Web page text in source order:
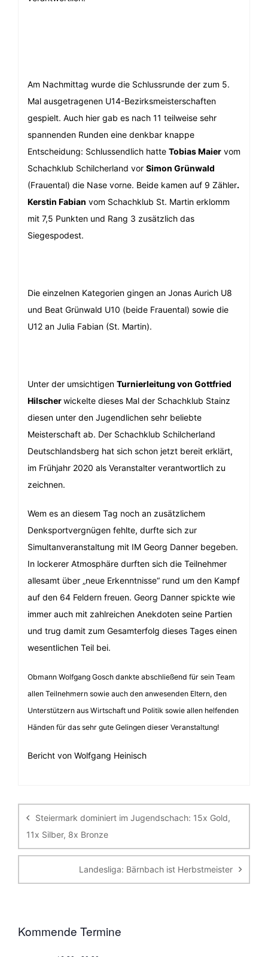
Am Nachmittag wurde die Schlussrunde der zum 5.
Mal ausgetragenen U14-Bezirksmeisterschaften
gespielt. Auch hier gab es nach 11 teilweise sehr
spannenden Runden eine denkbar knappe
Entscheidung: Schlussendlich hatte Tobias Maier vom
Schachklub Schilcherland vor Simon Grünwald
(Frauental) die Nase vorne. Beide kamen auf 9 Zähler.
Kerstin Fabian vom Schachklub St. Martin erklomm
mit 7,5 Punkten und Rang 3 zusätzlich das
Siegespodest.
Die einzelnen Kategorien gingen an Jonas Aurich U8
und Beat Grünwald U10 (beide Frauental) sowie die
U12 an Julia Fabian (St. Martin).
Unter der umsichtigen Turnierleitung von Gottfried
Hilscherwickelte dieses Mal der Schachklub Stainz
diesen unter den Jugendlichen sehr beliebte
Meisterschaft ab. Der Schachklub Schilcherland
Deutschlandsberg hat sich schon jetzt bereit erklärt,
im Frühjahr 2020 als Veranstalter verantwortlich zu
zeichnen.
Wem es an diesem Tag noch an zusätzlichem
Denksportvergnügen fehlte, durfte sich zur
Simultanveranstaltung mit IM Georg Danner begeben.
In lockerer Atmosphäre durften sich die Teilnehmer
allesamt über „neue Erkenntnisse“ rund um den Kampf
auf den 64 Feldern freuen. Georg Danner spickte wie
immer auch mit zahlreichen Anekdoten seine Partien
und trug damit zum Gesamterfolg dieses Tages einen
wesentlichen Teil bei.
Obmann Wolfgang Gosch dankte abschließend für sein Team
allen Teilnehmern sowie auch den anwesenden Eltern, den
Unterstützern aus Wirtschaft und Politik sowie allen helfenden
Händen für das sehr gute Gelingen dieser Veranstaltung!
Bericht von Wolfgang Heinisch
Steiermark dominiert im Jugendschach: 15x Gold,
11x Silber, 8x Bronze
Landesliga: Bärnbach ist Herbstmeister
Kommende Termine